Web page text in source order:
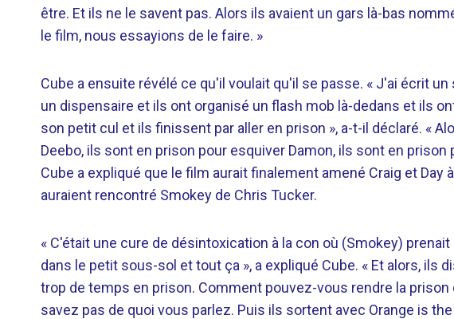
être. Et ils ne le savent pas. Alors ils avaient un gars là-bas
le film, nous essayions de le faire. »
Cube a ensuite révélé ce qu'il voulait qu'il se passe. « J'ai écrit
un dispensaire et ils ont organisé un flash mob là-dedans et ils
son petit cul et ils finissent par aller en prison », a-t-il déclaré. «
Deebo, ils sont en prison pour esquiver Damon, ils sont en
Cube a expliqué que le film aurait finalement amené Craig et Day
auraient rencontré Smokey de Chris Tucker.
« C'était une cure de désintoxication à la con où (Smokey)
dans le petit sous-sol et tout ça », a expliqué Cube. « Et alors, ils
trop de temps en prison. Comment pouvez-vous rendre la prison
savez pas de quoi vous parlez. Puis ils sortent avec Orange is